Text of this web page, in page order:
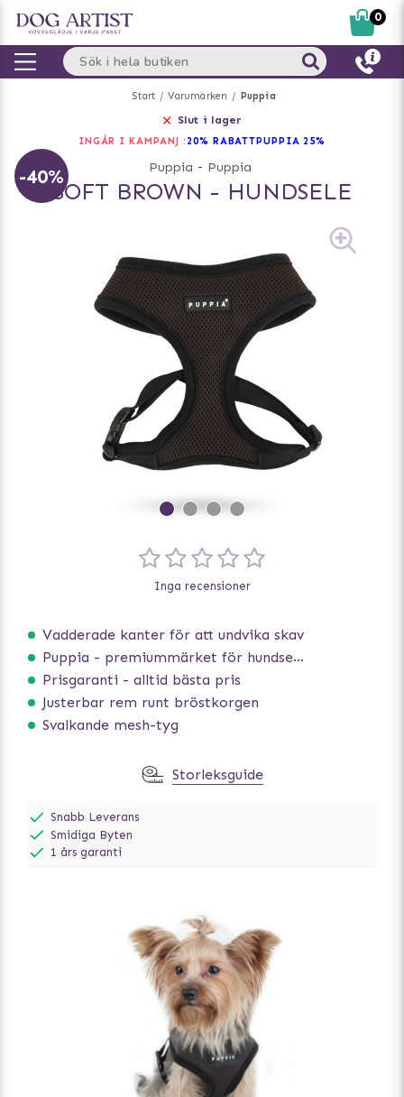
Start Varumärken Puppia
Slut i lager
INGÅR I KAMPANJ : 20% RABATTPUPPIA 25%
-40% Puppia - Puppia
SOFT BROWN - HUNDSELE
Vadderade kanter för att undvika skav
Puppia - premiummärket för hundselar
Prisgaranti - alltid bästa pris
Justerbar rem runt bröstkorgen
Svalkande mesh-tyg
Inga recensioner
Storleksguide
Snabb Leverans
Smidiga Byten
1 års garanti
0